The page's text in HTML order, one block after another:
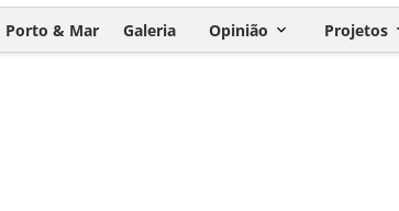
Porto & Mar Galeria Opinião Projetos